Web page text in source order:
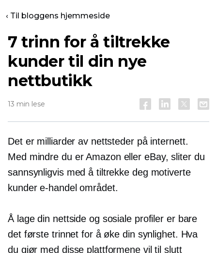
‹ Til bloggens hjemmeside
7 trinn for å tiltrekke
kunder til din nye
nettbutikk
13 min lese
Det er milliarder av nettsteder på internett.
Med mindre du er Amazon eller eBay, sliter du
sannsynligvis med å tiltrekke deg motiverte
kundere-handel området.
Å lage din nettside og sosiale profiler er bare
det første trinnet for å øke din synlighet. Hva
du gjør med disse plattformene vil til slutt